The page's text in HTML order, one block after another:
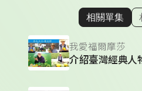
顯
相關單集
我愛福爾摩莎
介紹臺灣經典人